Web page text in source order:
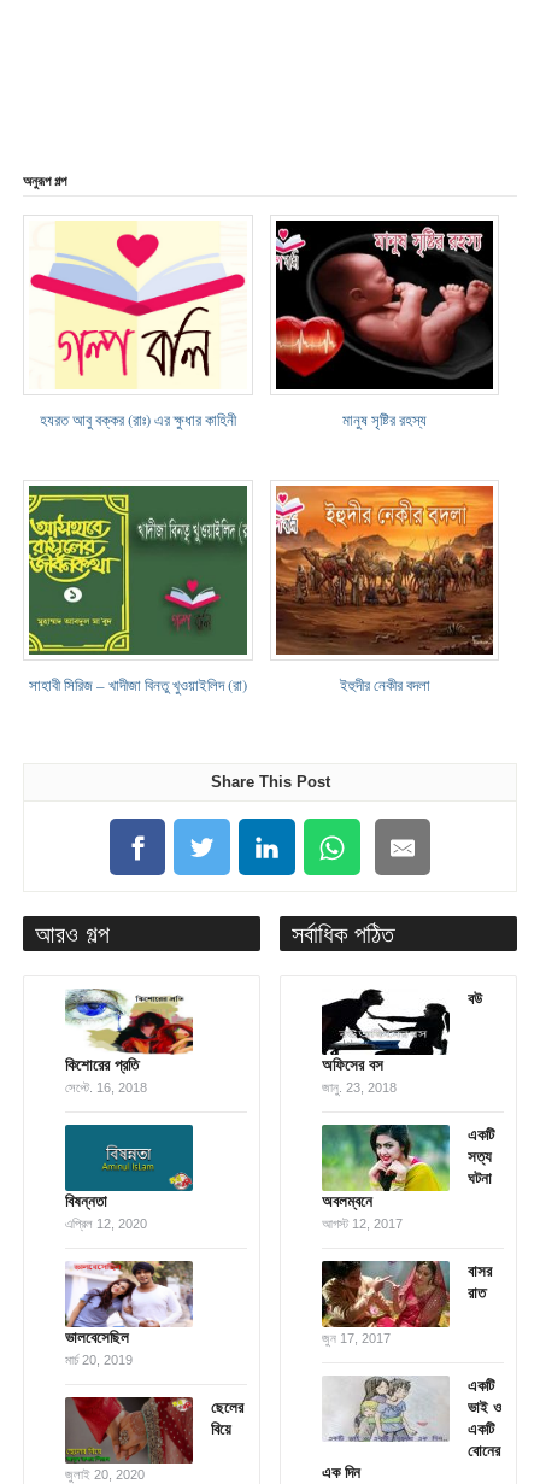
অনুরূপ গল্প
হযরত আবু বক্কর (রাঃ) এর ক্ষুধার কাহিনী মানুষ সৃষ্টির রহস্য
সাহাবী সিরিজ – খাদীজা বিনতু খুওয়াইলিদ (রা) ইহুদীর নেকীর বদলা
Share This Post
আরও গল্প
কিশোরের প্রতি
সেপ্টে. 16, 2018
বিষন্নতা
এপ্রিল 12, 2020
ভালবেসেছিল
মার্চ 20, 2019
ছেলের
বিয়ে
জুলাই 20, 2020
সর্বাধিক পঠিত
বউ
অফিসের বস
জানু. 23, 2018
একটি
সত্য
ঘটনা
অবলম্বনে
আগস্ট 12, 2017
বাসর
রাত
জুন 17, 2017
একটি
ভাই ও
একটি
বোনের
এক দিন